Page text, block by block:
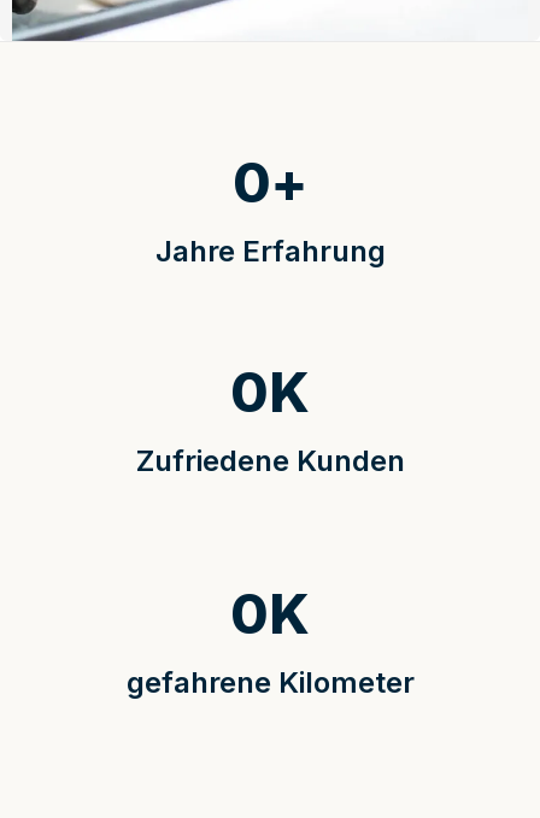
Jahre Erfahrung
0+
Zufriedene Kunden
0K
gefahrene Kilometer
0K